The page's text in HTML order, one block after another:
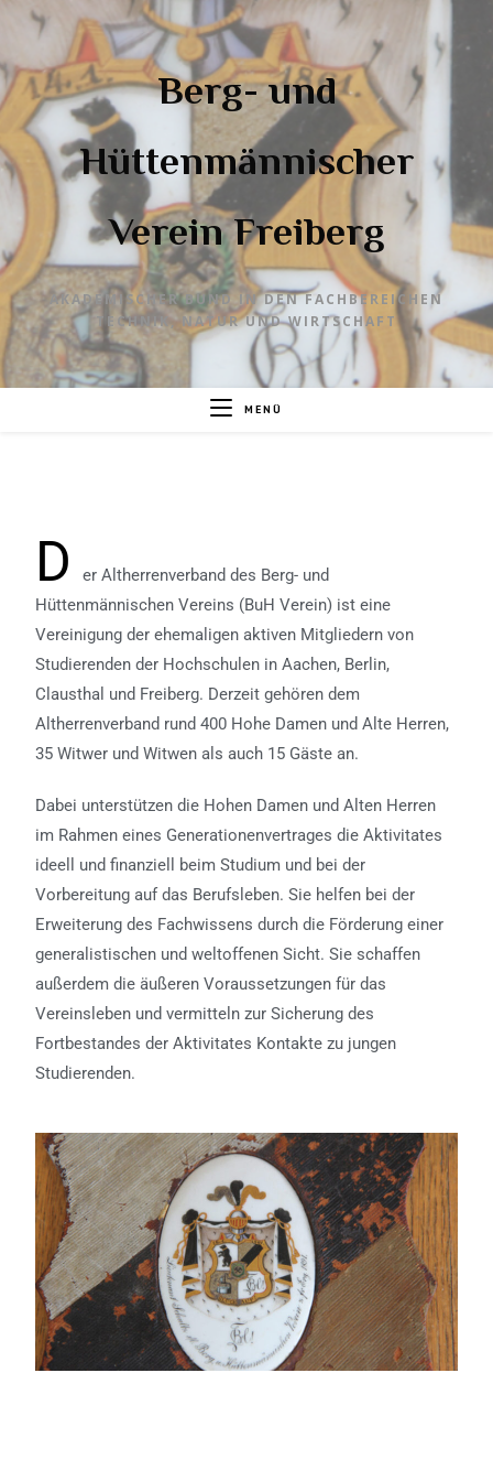
Berg- und
Hüttenmännischer
Verein Freiberg
AKADEMISCHER BUND IN DEN FACHBEREICHEN
TECHNIK, NATUR UND WIRTSCHAFT
MENÜ
D
er Altherrenverband des Berg- und
Hüttenmännischen Vereins (BuH Verein) ist eine
Vereinigung der ehemaligen aktiven Mitgliedern von
Studierenden der Hochschulen in Aachen, Berlin,
Clausthal und Freiberg. Derzeit gehören dem
Altherrenverband rund 400 Hohe Damen und Alte Herren,
35 Witwer und Witwen als auch 15 Gäste an.
Dabei unterstützen die Hohen Damen und Alten Herren
im Rahmen eines Generationenvertrages die Aktivitates
ideell und finanziell beim Studium und bei der
Vorbereitung auf das Berufsleben. Sie helfen bei der
Erweiterung des Fachwissens durch die Förderung einer
generalistischen und weltoffenen Sicht. Sie schaffen
außerdem die äußeren Voraussetzungen für das
Vereinsleben und vermitteln zur Sicherung des
Fortbestandes der Aktivitates Kontakte zu jungen
Studierenden.